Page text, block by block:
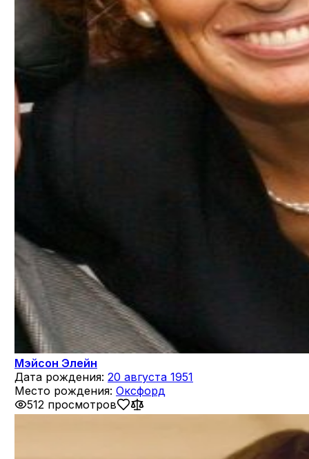
Мэйсон Элейн
Дата рождения: 20 августа 1951
Место рождения: Оксфорд
512 просмотров